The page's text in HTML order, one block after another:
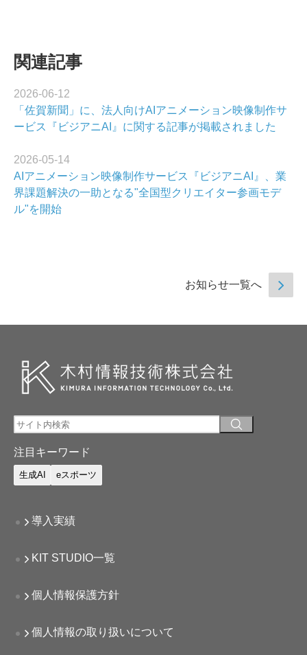
関連記事
2026-06-12
「佐賀新聞」に、法人向けAIアニメーション映像制作サ
ービス『ビジアニAI』に関する記事が掲載されました
2026-05-14
AIアニメーション映像制作サービス『ビジアニAI』、業
界課題解決の一助となる"全国型クリエイター参画モデ
ル"を開始
お知らせ一覧へ
注目キーワード
生成AI eスポーツ
導入実績
KIT STUDIO一覧
個人情報保護方針
個人情報の取り扱いについて